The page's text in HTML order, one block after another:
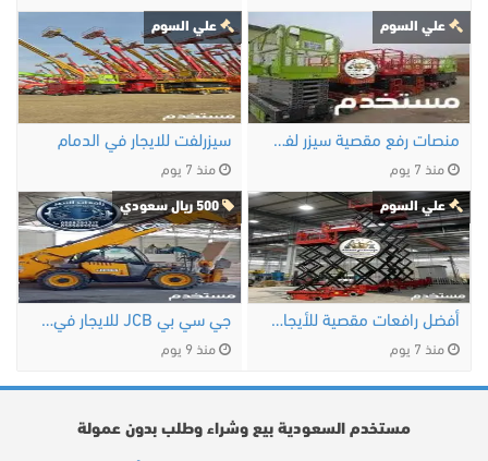
علي السوم
منصات رفع مقصية سيزر لفت الدمام 8 متر 10 متر 12 …
منذ 7 يوم
علي السوم
سيزرلفت للايجار في الدمام
منذ 7 يوم
علي السوم
أفضل رافعات مقصية للأيجار جدة 8 متر 10 متر 12 …
منذ 7 يوم
500 ريال سعودي
جي سي بي JCB للايجار في الخبر | JCB تلسكوبي 9 متر …
منذ 9 يوم
مستخدم السعودية بيع وشراء وطلب بدون عمولة